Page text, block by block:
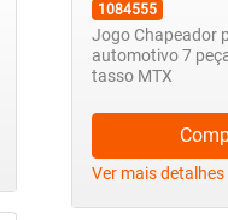
1084555
Jogo Chapeador
automotivo 7
tasso MTX
Ver mais detalhes